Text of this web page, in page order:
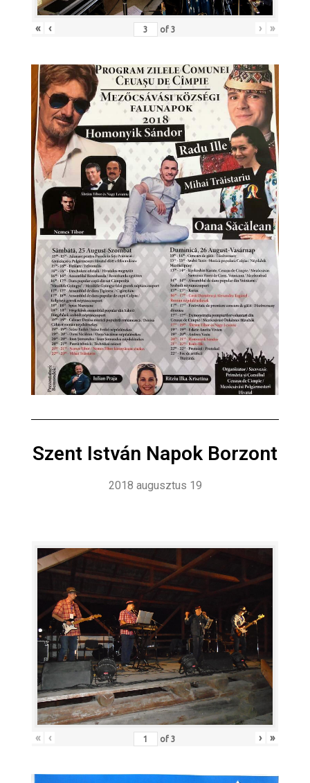
« ‹ of3 › »
Szent István Napok Borzont
2018 augusztus 19
« ‹ of3 › »